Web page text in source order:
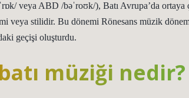
veya ABD /bəˈroʊk/), Batı Avrupa’da ortaya
veya stilidir. Bu dönemi Rönesans müzik
geçişi oluşturdu.
müziği nedir?